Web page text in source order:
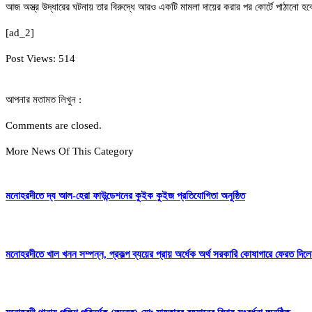
আজ অস্ত্র উদ্ধারের ঘটনায় তার বিরুদ্ধে আরও একটি মামলা দায়ের করার পর কোর্টে পাঠানো
[ad_2]
Post Views: 514
আপনার মতামত লিখুন :
Comments are closed.
More News Of This Category
মনোহরদীতে দ্য আল-হেরা ফাউন্ডেশনের কুইক কুইজ প্রতিযোগিতা অনুষ্ঠিত
মনোহরদীতে খাল খনন সম্পন্ন, প্রকল্প ব্যয়ের প্রায় অর্ধেক অর্থ সরকারি কোষাগারে ফেরত